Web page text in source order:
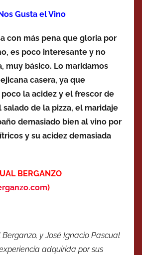
Gusta el Vino
con más pena que gloria por
es poco interesante y no
muy básico. Lo maridamos
casera, ya que
la acidez y el frescor de
de la pizza, el maridaje
demasiado bien al vino por
y su acidez demasiada
BERGANZO
)
y José Ignacio Pascual
adquirida por sus